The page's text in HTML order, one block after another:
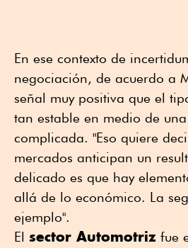
En ese contexto de
negociación, de acuerdo a
señal muy positiva que el
tan estable en medio de
complicada. "Eso quiere
mercados anticipan un
delicado es que hay
allá de lo económico. La
ejemplo".
El sector Automotriz fue